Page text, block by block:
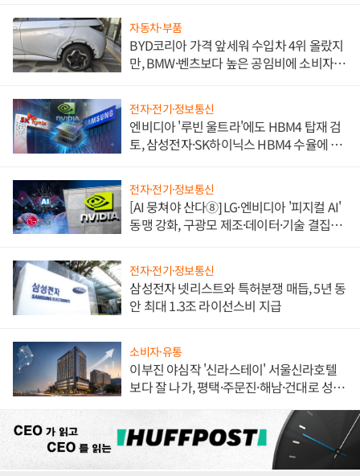
자동차·부품
BYD코리아 가격 앞세워 수입차 4위 올랐지
만, BMW·벤츠보다 높은 공임비에 소비자
전자·전기·정보통신
엔비디아 '루빈 울트라'에도 HBM4 탑재 검
토, 삼성전자·SK하이닉스 HBM4 수율에 주
전자·전기·정보통신
[AI 뭉쳐야 산다⑧] LG·엔비디아 '피지컬 AI'
동맹 강화, 구광모 제조·데이터·기술 결집
전자·전기·정보통신
삼성전자 넷리스트와 특허분쟁 매듭, 5년 동
안 최대 1.3조 라이선스비 지급
소비자·유통
이부진 야심작 '신라스테이' 서울신라호텔
보다 잘 나가, 평택·주문진·해남·건대로 성